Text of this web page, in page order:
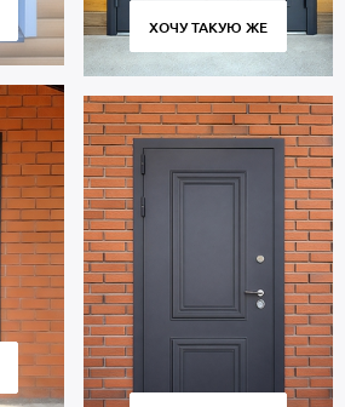
ХОЧУ ТАКУЮ ЖЕ